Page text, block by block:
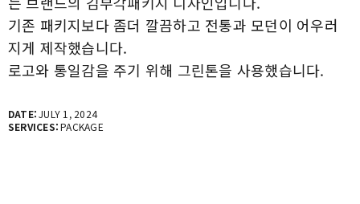
기존 패키지보다 좀더 깔끔하고 전통과 모던이 어우러
지게 제작했습니다.
로고와 통일감을 주기 위해 그린톤을 사용했습니다.
DATE:JULY 1, 2024
SERVICES:PACKAGE